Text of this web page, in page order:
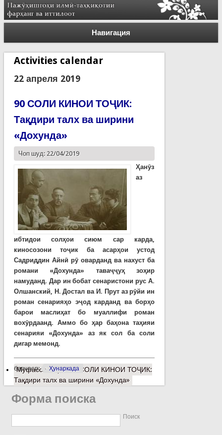
Навигация
Activities calendar
22 апреля 2019
90 СОЛИ КИНОИ ТОҶИК:
Тақдири талх ва ширини
«Дохунда»
Чоп шуд: 22/04/2019
Ҳанӯз
аз
ибтидои солҳои сиюм сар карда,
киносозони тоҷик ба асарҳои устод
Садриддин Айнӣ рӯ оварданд ва нахуст ба
романи «Дохунда» таваҷҷуҳ зоҳир
намуданд. Дар ин бобат сенаристони рус А.
Олшанский, Н. Достал ва И. Прут аз рӯйи ин
роман сенарияҳо эҷод карданд ва борҳо
барои маслиҳат бо муаллифи роман
вохӯрдаанд. Аммо бо ҳар баҳона таҳияи
сенарияи «Дохунда» аз як сол ба соли
дигар мемонд.
барчасп: Ҳунаркада
Муфассалтаро 90 СОЛИ КИНОИ ТОҶИК:
Тақдири талх ва ширини «Дохунда»
Форма поиска
Поиск